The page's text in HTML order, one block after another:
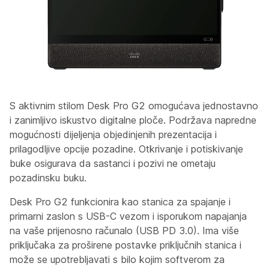
S aktivnim stilom Desk Pro G2 omogućava jednostavno
i zanimljivo iskustvo digitalne ploče. Podržava napredne
mogućnosti dijeljenja objedinjenih prezentacija i
prilagodljive opcije pozadine. Otkrivanje i potiskivanje
buke osigurava da sastanci i pozivi ne ometaju
pozadinsku buku.
Desk Pro G2 funkcionira kao stanica za spajanje i
primarni zaslon s USB-C vezom i isporukom napajanja
na vaše prijenosno računalo (USB PD 3.0). Ima više
priključaka za proširene postavke priključnih stanica i
može se upotrebljavati s bilo kojim softverom za